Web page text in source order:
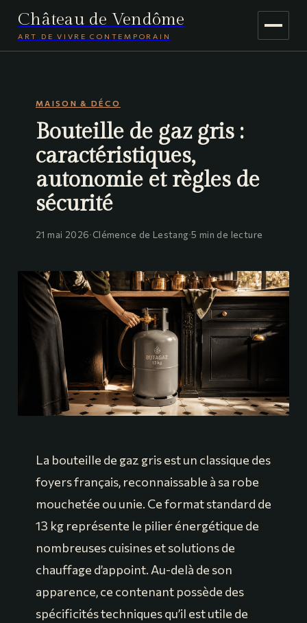
Château de Vendôme
ART DE VIVRE CONTEMPORAIN
JARDINAGE
VOYAGE
MAISON & DÉCO
Bouteille de gaz gris :
caractéristiques,
autonomie et règles de
sécurité
21 mai 2026·Clémence de Lestang·5 min de lecture
La bouteille de gaz gris est un classique des
foyers français, reconnaissable à sa robe
mouchetée ou unie. Ce format standard de
13 kg représente le pilier énergétique de
nombreuses cuisines et solutions de
chauffage d’appoint. Au-delà de son
apparence, ce contenant possède des
spécificités techniques qu’il est utile de